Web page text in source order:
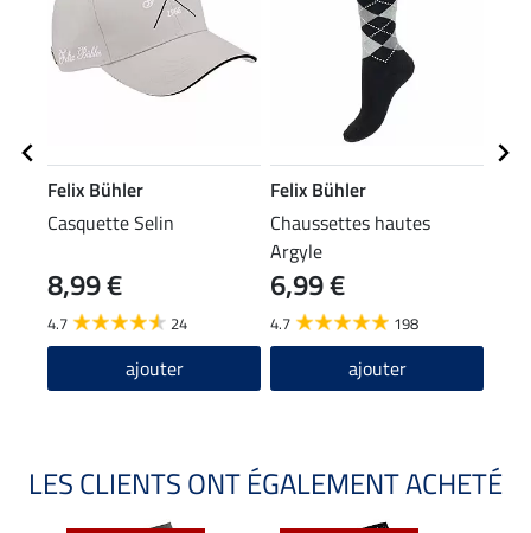
Felix Bühler
Casquette Selin
8,99 €
4.7 24
ajouter
Felix Bühler
Chaussettes hautes
Argyle
6,99 €
4.7 198
ajouter
LES CLIENTS ONT ÉGALEMENT ACHETÉ